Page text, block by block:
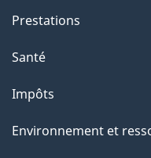
Prestations
Santé
Impôts
Environnement et